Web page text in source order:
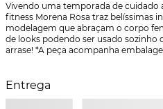
Vivendo uma temporada de cuidado
fitness Morena Rosa traz belíssimas
modelagem que abraçam o corpo
de looks podendo ser usado sozinho
arrase! *A peça acompanha
Entrega